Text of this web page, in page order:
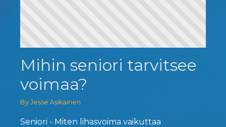
Mihin seniori tarvitsee
voimaa?
By Jesse Asikainen
Seniori - Miten lihasvoima vaikuttaa